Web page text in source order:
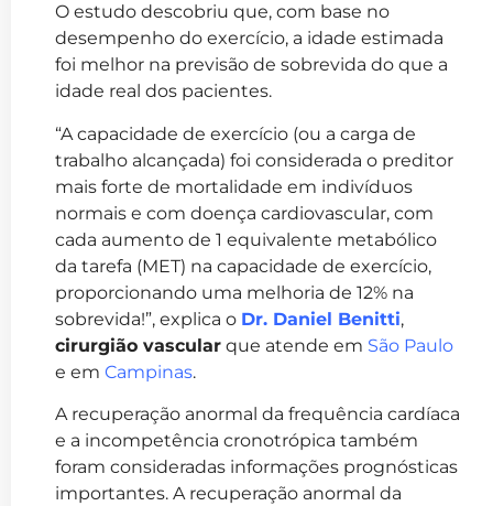
O estudo descobriu que, com base no
desempenho do exercício, a idade estimada
foi melhor na previsão de sobrevida do que a
idade real dos pacientes.
“A capacidade de exercício (ou a carga de
trabalho alcançada) foi considerada o preditor
mais forte de mortalidade em indivíduos
normais e com doença cardiovascular, com
cada aumento de 1 equivalente metabólico
da tarefa (MET) na capacidade de exercício,
proporcionando uma melhoria de 12% na
sobrevida!”, explica o Dr. Daniel Benitti,
cirurgião vascular que atende em São Paulo
e em Campinas.
A recuperação anormal da frequência cardíaca
e a incompetência cronotrópica também
foram consideradas informações prognósticas
importantes. A recuperação anormal da